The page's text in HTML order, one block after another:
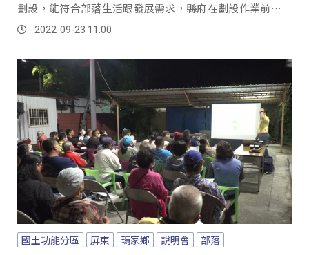
劃設，能符合部落生活跟發展需求，縣府在劃設作業前，安
排巡迴原鄉各部落舉行說明會。
2022-09-23 11:00
國土功能分區 屏東 瑪家鄉 說明會 部落